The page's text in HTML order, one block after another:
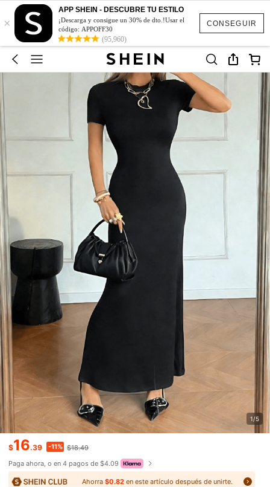
CONSEGUIR
×
APP SHEIN - DESCUBRE TU ESTILO
¡Descarga y consigue un 30% de dto.!Usar el
código: APPOFF30
(95,960)
1/5
$16.39 -11% $18.49
Paga ahora, o en 4 pagos de $4.09
Ahorra $0.82en este artículo después de unirte.